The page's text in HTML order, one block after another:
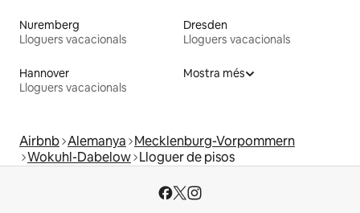
Nuremberg
Lloguers vacacionals
Dresden
Lloguers vacacionals
Hannover
Lloguers vacacionals
Mostra més
Airbnb Alemanya Mecklenburg-Vorpommern
Wokuhl-Dabelow Lloguer de pisos